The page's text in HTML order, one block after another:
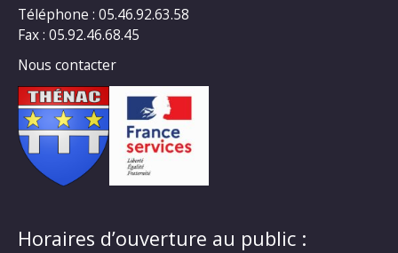
Téléphone : 05.46.92.63.58
Fax : 05.92.46.68.45
Nous contacter
Horaires d’ouverture au public :